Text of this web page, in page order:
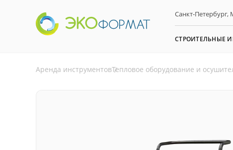
Санкт-Петербург,
СТРОИТЕЛЬНЫЕ
Аренда инструментовТепловое оборудование и